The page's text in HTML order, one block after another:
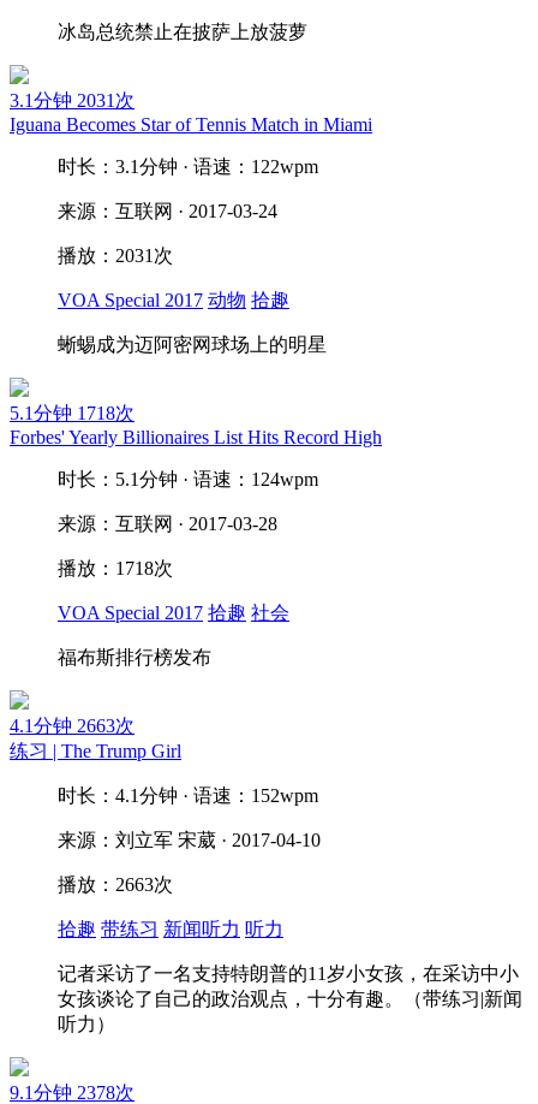
冰岛总统禁止在披萨上放菠萝
3.1分钟 2031次
Iguana Becomes Star of Tennis Match in Miami
时长：3.1分钟 · 语速：122wpm
来源：互联网 · 2017-03-24
播放：2031次
VOA Special 2017 动物 拾趣
蜥蜴成为迈阿密网球场上的明星
5.1分钟 1718次
Forbes' Yearly Billionaires List Hits Record High
时长：5.1分钟 · 语速：124wpm
来源：互联网 · 2017-03-28
播放：1718次
VOA Special 2017 拾趣 社会
福布斯排行榜发布
4.1分钟 2663次
练习 | The Trump Girl
时长：4.1分钟 · 语速：152wpm
来源：刘立军 宋葳 · 2017-04-10
播放：2663次
拾趣 带练习 新闻听力 听力
记者采访了一名支持特朗普的11岁小女孩，在采访中小
女孩谈论了自己的政治观点，十分有趣。（带练习|新闻
听力）
9.1分钟 2378次